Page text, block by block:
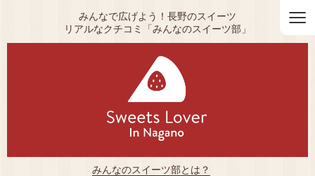
≡
みんなで広げよう！長野のスイーツ
リアルなクチコミ「みんなのスイーツ部」
みんなのスイーツ部とは？